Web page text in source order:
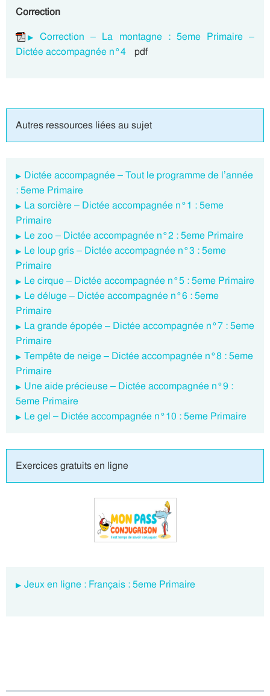
Correction
Correction – La montagne : 5eme Primaire –
Dictée accompagnée n°4 pdf
Autres ressources liées au sujet
Dictée accompagnée – Tout le programme de l’année
: 5eme Primaire
La sorcière – Dictée accompagnée n°1 : 5eme
Primaire
Le zoo – Dictée accompagnée n°2 : 5eme Primaire
Le loup gris – Dictée accompagnée n°3 : 5eme
Primaire
Le cirque – Dictée accompagnée n°5 : 5eme Primaire
Le déluge – Dictée accompagnée n°6 : 5eme
Primaire
La grande épopée – Dictée accompagnée n°7 : 5eme
Primaire
Tempête de neige – Dictée accompagnée n°8 : 5eme
Primaire
Une aide précieuse – Dictée accompagnée n°9 :
5eme Primaire
Le gel – Dictée accompagnée n°10 : 5eme Primaire
Exercices gratuits en ligne
Jeux en ligne : Français : 5eme Primaire